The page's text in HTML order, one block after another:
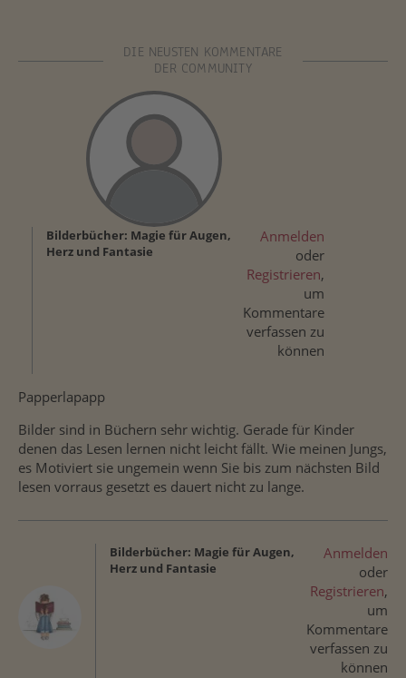
DIE NEUSTEN KOMMENTARE
DER COMMUNITY
Papperlapapp
Bilderbücher: Magie für Augen,
Herz und Fantasie
Anmelden
oder
Registrieren,
um
Kommentare
verfassen zu
können
Bilder sind in Büchern sehr wichtig. Gerade für Kinder
denen das Lesen lernen nicht leicht fällt. Wie meinen Jungs,
es Motiviert sie ungemein wenn Sie bis zum nächsten Bild
lesen vorraus gesetzt es dauert nicht zu lange.
Bilderbücher: Magie für Augen,
Herz und Fantasie
Anmelden
oder
Registrieren,
um
Kommentare
verfassen zu
können